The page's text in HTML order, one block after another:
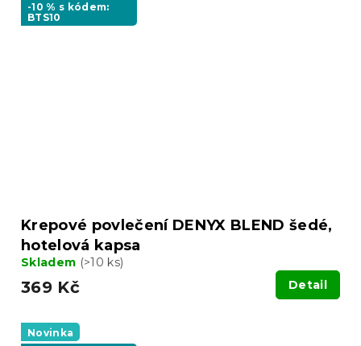
-10 % s kódem:
BTS10
Krepové povlečení DENYX BLEND šedé,
hotelová kapsa
Skladem (>10 ks)
369 Kč Detail
Novinka